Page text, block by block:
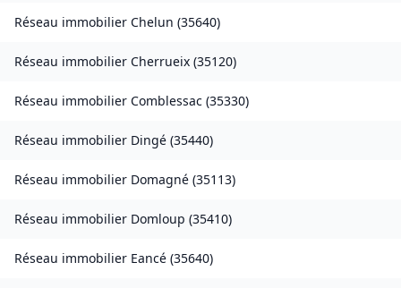
Réseau immobilier Chelun (35640)
Réseau immobilier Cherrueix (35120)
Réseau immobilier Comblessac (35330)
Réseau immobilier Dingé (35440)
Réseau immobilier Domagné (35113)
Réseau immobilier Domloup (35410)
Réseau immobilier Eancé (35640)